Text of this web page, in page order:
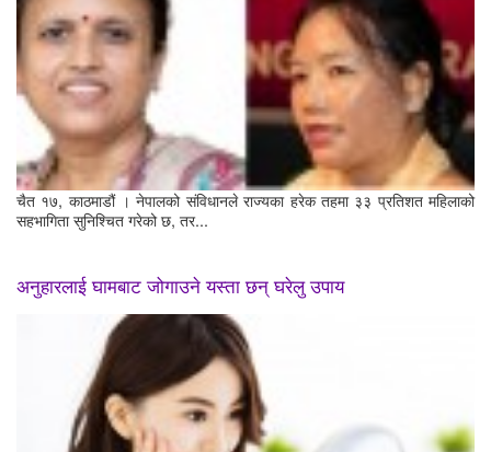
चैत १७, काठमाडौं । नेपालको संविधानले राज्यका हरेक तहमा ३३ प्रतिशत महिलाको
सहभागिता सुनिश्चित गरेको छ, तर...
अनुहारलाई घामबाट जोगाउने यस्ता छन् घरेलु उपाय